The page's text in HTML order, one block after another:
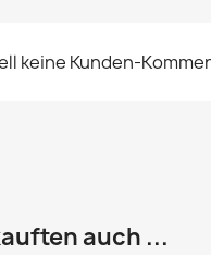
keine Kunden-
auch ...